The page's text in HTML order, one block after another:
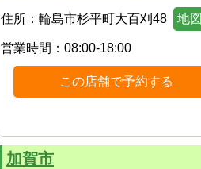
住所： 輪島市杉平町大百刈48 地図
営業時間： 08:00-18:00
この店舗で予約する
加賀市